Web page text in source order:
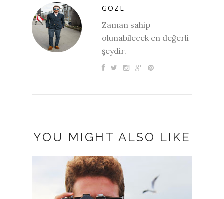
GOZE
Zaman sahip
olunabilecek en değerli
şeydir.
YOU MIGHT ALSO LIKE